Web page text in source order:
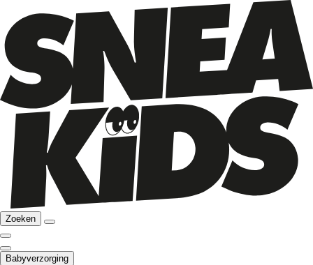
Zoeken
Babyverzorging